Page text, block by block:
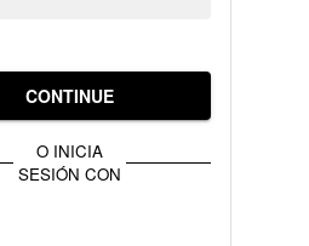
CONTINUE
O INICIA
SESIÓN CON